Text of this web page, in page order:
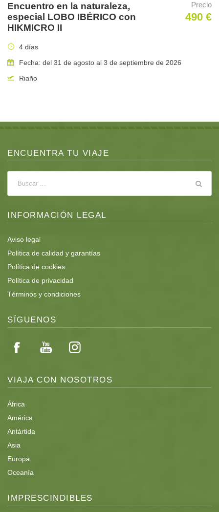
Encuentro en la naturaleza,
especial LOBO IBÉRICO con
HIKMICRO II
Precio
490 €
4 días
Fecha: del 31 de agosto al 3 de septiembre de 2026
Riaño
ENCUENTRA TU VIAJE
INFORMACIÓN LEGAL
Aviso legal
Política de calidad y garantías
Política de cookies
Política de privacidad
Términos y condiciones
SÍGUENOS
VIAJA CON NOSOTROS
África
América
Antártida
Asia
Europa
Oceanía
IMPRESCINDIBLES